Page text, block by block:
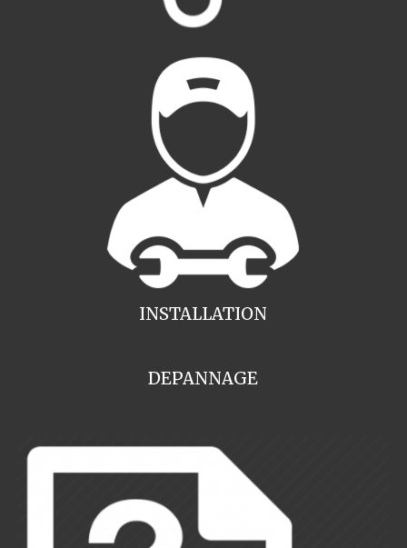
INSTALLATION
DEPANNAGE